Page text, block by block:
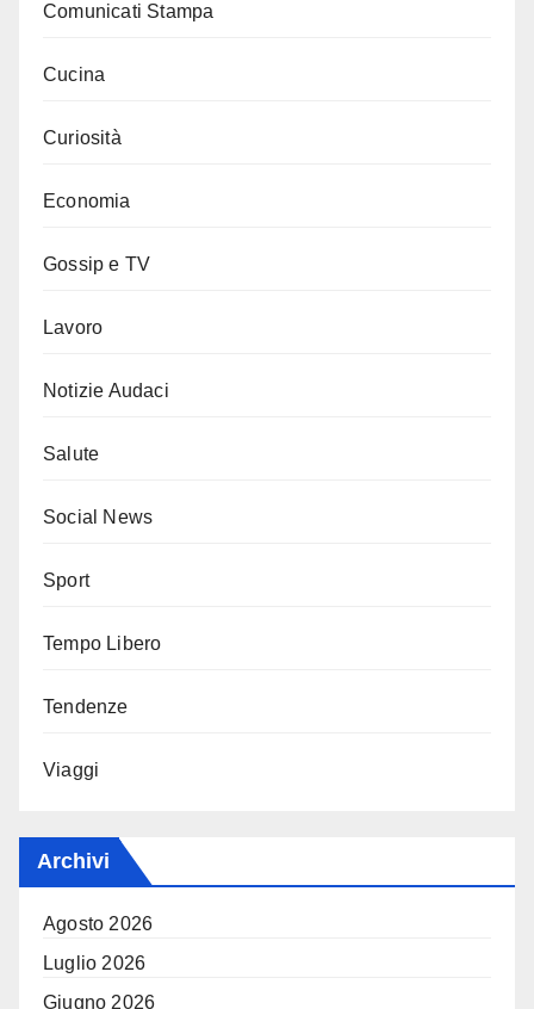
Comunicati Stampa
Cucina
Curiosità
Economia
Gossip e TV
Lavoro
Notizie Audaci
Salute
Social News
Sport
Tempo Libero
Tendenze
Viaggi
Archivi
Agosto 2026
Luglio 2026
Giugno 2026